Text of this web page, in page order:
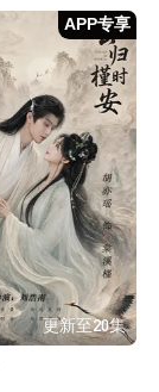
APP专享
更新至20集